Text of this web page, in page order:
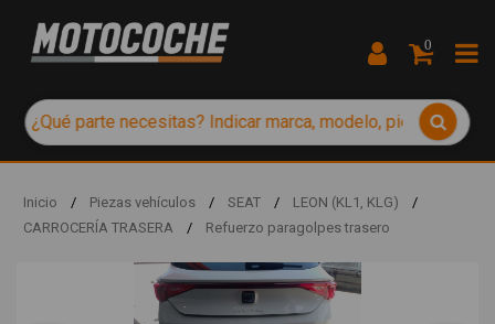
0
Inicio / Piezas vehículos / SEAT / LEON (KL1, KLG)
/
CARROCERÍA TRASERA
/ Refuerzo paragolpes trasero